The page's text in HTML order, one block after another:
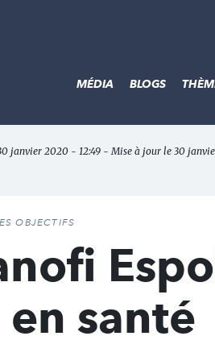
MÉDIA BLOGS
janvier 2020 - 12:49 - Mise à jour le 30
OBJECTIFS
santé